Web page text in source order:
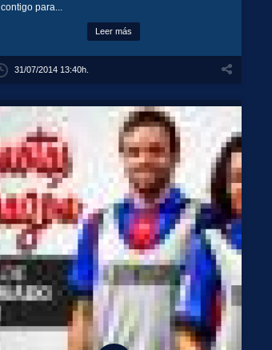
contigo para...
Leer más
31/07/2014 13:40h.